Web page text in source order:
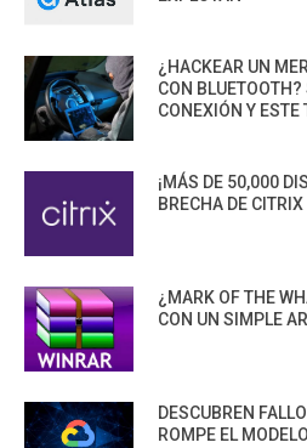
¿HACKEAR UN
CON
CONEXIÓN Y ESTE
¡MÁS DE 50,000
BRECHA DE
¿MARK OF THE
CON UN SIMPLE
DESCUBREN
ROMPE EL